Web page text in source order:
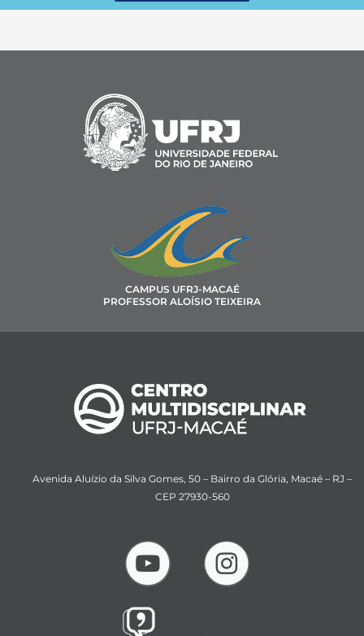
CAMPUS UFRJ-MACAÉ
PROFESSOR ALOÍSIO TEIXEIRA
Avenida Aluízio da Silva Gomes, 50 – Bairro da Glória, Macaé – RJ –
CEP 27930-560